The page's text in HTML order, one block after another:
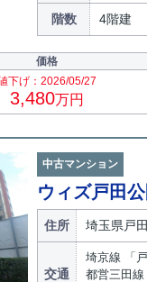
階数 4階建
価格
下げ：2026/05/27
3,480万円
中古マンション
ウィズ戸田
住所 埼玉県戸
交通
埼京線 「
都営三田